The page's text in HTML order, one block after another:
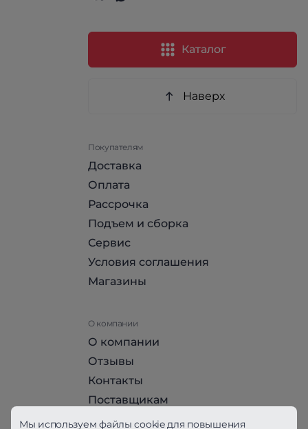
Каталог
Наверх
Покупателям
Доставка
Оплата
Рассрочка
Подъем и сборка
Сервис
Условия соглашения
Магазины
О компании
О компании
Отзывы
Контакты
Поставщикам
Стать партнером HomeHit
Мы используем файлы cookie для повышения